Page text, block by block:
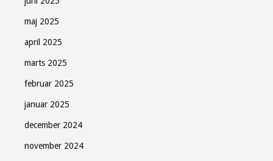
maj 2025
april 2025
marts 2025
februar 2025
januar 2025
december 2024
november 2024